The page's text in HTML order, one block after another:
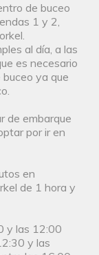
de buceo
1 y 2,
al día, a las
es necesario
ya que
de embarque
por ir en
en
de 1 hora y
y las 12:00
y las